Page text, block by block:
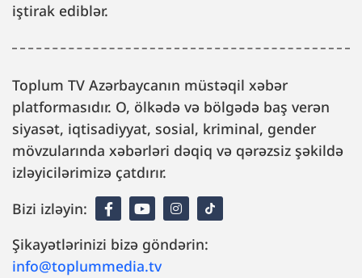
iştirak ediblər.
Toplum TV Azərbaycanın müstəqil xəbər
platformasıdır. O, ölkədə və bölgədə baş verən
siyasət, iqtisadiyyat, sosial, kriminal, gender
mövzularında xəbərləri dəqiq və qərəzsiz şəkildə
izləyicilərimizə çatdırır.
Bizi izləyin:
Şikayətlərinizi bizə göndərin:
info@toplummedia.tv